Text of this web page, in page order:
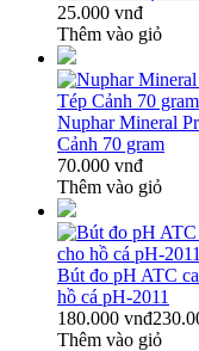
25.000 vnđ
Thêm vào giỏ
Nuphar Mineral
Cảnh 70 gram
70.000 vnđ
Thêm vào giỏ
Bút đo pH ATC
hồ cá pH-2011
180.000 vnđ
Thêm vào giỏ